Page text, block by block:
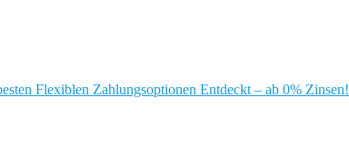
Flexiblen Zahlungsoptionen Entdeckt – ab 0% Zinsen!